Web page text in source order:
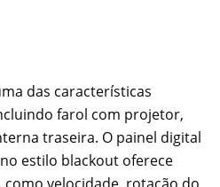
das características
farol com projetor,
traseira. O painel digital
estilo blackout oferece